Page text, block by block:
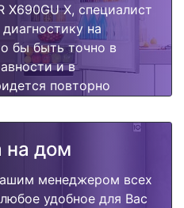
X690GU X, специалист
на
бы быть точно в
и в
повторно
на дом
менеджером всех
удобное для Вас